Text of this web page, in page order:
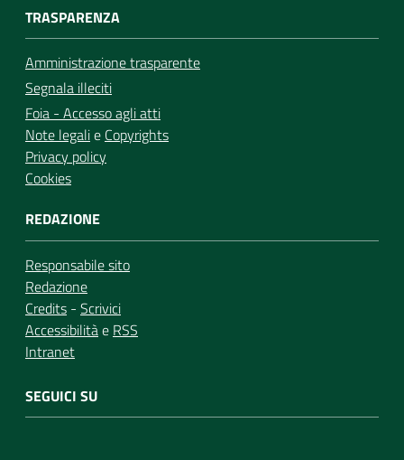
TRASPARENZA
Amministrazione trasparente
Segnala illeciti
Foia - Accesso agli atti
Note legalie Copyrights
Privacy policy
Cookies
REDAZIONE
Responsabile sito
Redazione
Credits - Scrivici
Accessibilitàe RSS
Intranet
SEGUICI SU